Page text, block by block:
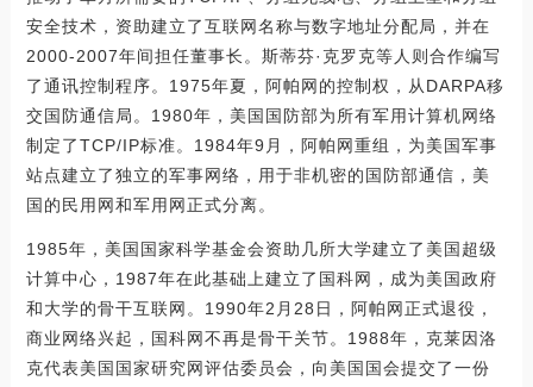
安全技术，资助建立了互联网名称与数字地址分配局，并在
2000-2007年间担任董事长。斯蒂芬·克罗克等人则合作编写
了通讯控制程序。1975年夏，阿帕网的控制权，从DARPA移
交国防通信局。1980年，美国国防部为所有军用计算机网络
制定了TCP/IP标准。1984年9月，阿帕网重组，为美国军事
站点建立了独立的军事网络，用于非机密的国防部通信，美
国的民用网和军用网正式分离。
1985年，美国国家科学基金会资助几所大学建立了美国超级
计算中心，1987年在此基础上建立了国科网，成为美国政府
和大学的骨干互联网。1990年2月28日，阿帕网正式退役，
商业网络兴起，国科网不再是骨干关节。1988年，克莱因洛
克代表美国国家研究网评估委员会，向美国国会提交了一份